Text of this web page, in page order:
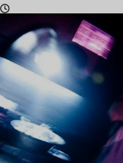
de
lecture
:
4
min